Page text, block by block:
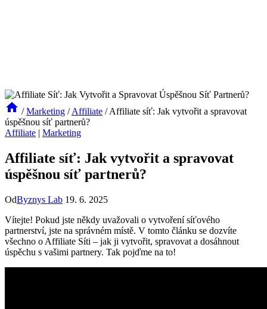
/ Marketing / Affiliate / Affiliate síť: Jak vytvořit a spravovat
úspěšnou síť partnerů?
Affiliate | Marketing
Affiliate síť: Jak vytvořit a spravovat
úspěšnou síť partnerů?
OdByznys Lab 19. 6. 2025
Vítejte! Pokud jste někdy uvažovali o vytvoření síťového
partnerství, jste na správném místě. V tomto článku se dozvíte
všechno o Affiliate Síti – jak ji vytvořit, spravovat a dosáhnout
úspěchu s vašimi partnery. Tak pojďme na to!